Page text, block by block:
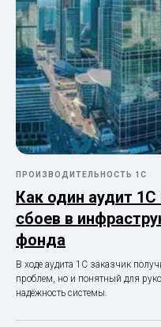
ПРОИЗВОДИТЕЛЬНОСТЬ 1С
Как один аудит
сбоев в
фонда
В ходе аудита 1С заказчик
проблем, но и понятный для
надёжность системы.